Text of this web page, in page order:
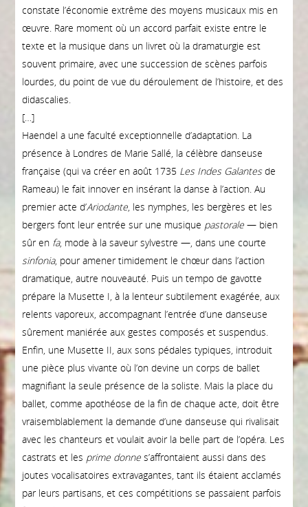
constate l’économie extrême des moyens musicaux mis en
œuvre. Rare moment où un accord parfait existe entre le
texte et la musique dans un livret où la dramaturgie est
souvent primaire, avec une succession de scènes parfois
lourdes, du point de vue du déroulement de l’histoire, et des
didascalies.
[…]
Haendel a une faculté exceptionnelle d’adaptation. La
présence à Londres de Marie Sallé, la célèbre danseuse
française (qui va créer en août 1735 Les Indes Galantesde
Rameau) le fait innover en insérant la danse à l’action. Au
premier acte d’Ariodante, les nymphes, les bergères et les
bergers font leur entrée sur une musique pastorale— bien
sûr en fa, mode à la saveur sylvestre —, dans une courte
sinfonia, pour amener timidement le chœur dans l’action
dramatique, autre nouveauté. Puis un tempo de gavotte
prépare la Musette I, à la lenteur subtilement exagérée, aux
relents vaporeux, accompagnant l’entrée d’une danseuse
sûrement maniérée aux gestes composés et suspendus.
Enfin, une Musette II, aux sons pédales typiques, introduit
une pièce plus vivante où l’on devine un corps de ballet
magnifiant la seule présence de la soliste. Mais la place du
ballet, comme apothéose de la fin de chaque acte, doit être
vraisemblablement la demande d’une danseuse qui rivalisait
avec les chanteurs et voulait avoir la belle part de l’opéra. Les
castrats et les prime donnes’affrontaient aussi dans des
joutes vocalisatoires extravagantes, tant ils étaient acclamés
par leurs partisans, et ces compétitions se passaient parfois